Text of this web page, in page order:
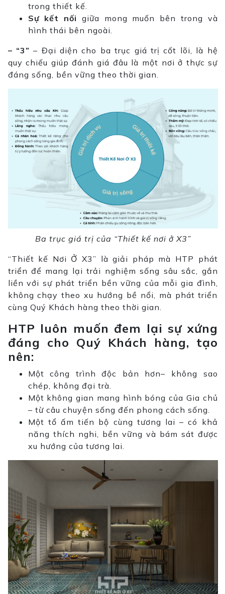
trong thiết kế.
Sự kết nối giữa mong muốn bên trong và
hình thái bên ngoài.
– “3”– Đại diện cho ba trục giá trị cốt lõi, là hệ
quy chiếu giúp đánh giá đâu là một nơi ở thực sự
đáng sống, bền vững theo thời gian.
Ba trục giá trị của “Thiết kế nơi ở X3”
“Thiết kế Nơi Ở X3” là giải pháp mà HTP phát
triển để mang lại trải nghiệm sống sâu sắc, gắn
liền với sự phát triển bền vững của mỗi gia đình,
không chạy theo xu hướng bề nổi, mà phát triển
cùng Quý Khách hàng theo thời gian.
HTP luôn muốn đem lại sự xứng
đáng cho Quý Khách hàng, tạo
nên:
Một công trình độc bản hơn– không sao
chép, không đại trà.
Một không gian mang hình bóng của Gia chủ
– từ câu chuyện sống đến phong cách sống.
Một tổ ấm tiến bộ cùng tương lai – có khả
năng thích nghi, bền vững và bám sát được
xu hướng của tương lai.